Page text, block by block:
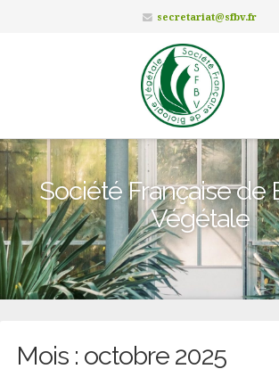
secretariat@sfbv.fr
Société Française de
Végétale
Mois : octobre 2025